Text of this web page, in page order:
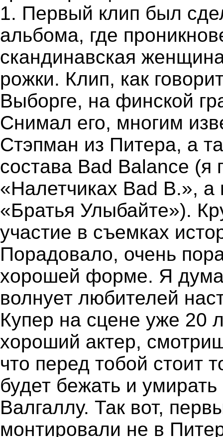
1. Первый клип был
альбома, где
скандинавская
рожки. Клип, как
Выборге, на финской
Снимал его, многим
Стэпман из Питера, а
состава Bad Balance
«Налетчиках Bad B.», а
«Братья Улыбайте»).
участие в съемках
Порадовало, очень
хорошей форме. Я
волнует любителей
Купер на сцене уже 20
хороший актер,
что перед тобой стоит
будет бежать и
Валгаллу. Так вот,
монтировали не в